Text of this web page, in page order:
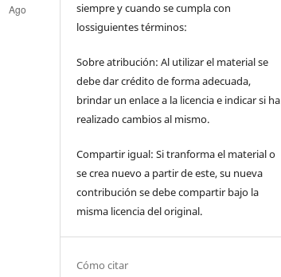
siempre y cuando se cumpla con
lossiguientes términos:
Sobre atribución: Al utilizar el material se
debe dar crédito de forma adecuada,
brindar un enlace a la licencia e indicar si ha
realizado cambios al mismo.
Compartir igual: Si tranforma el material o
se crea nuevo a partir de este, su nueva
contribución se debe compartir bajo la
misma licencia del original.
Cómo citar